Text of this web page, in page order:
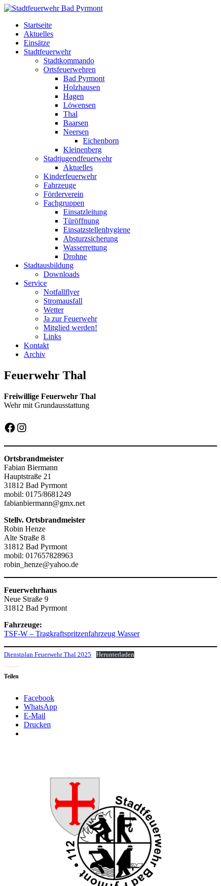
Startseite
Aktuelles
Einsätze
Stadtfeuerwehr
Stadtkommando
Ortsfeuerwehren
Bad Pyrmont
Holzhausen
Hagen
Löwensen
Thal
Baarsen
Neersen
Eichenborn
Kleinenberg
Stadtjugendfeuerwehr
Aktuelles
Kinderfeuerwehr
Fahrzeuge
Förderverein
Fachgruppen
Einsatzleitung
Türöffnung
Einsatzstellenhygiene
Absturzsicherung
Wasserrettung
Drohne
Stadtausbildung
Downloads
Service
Notfallflyer
Stromausfall
Wetter
Ja zur Feuerwehr
Mitglied werden!
Links
Kontakt
Archiv
Feuerwehr Thal
Freiwillige Feuerwehr Thal
Wehr mit Grundausstattung
Facebook
Instagram
Ortsbrandmeister
Fabian Biermann
Hauptstraße 21
31812 Bad Pyrmont
mobil: 0175/8681249
fabianbiermann@gmx.net
Stellv. Ortsbrandmeister
Robin Henze
Alte Straße 8
31812 Bad Pyrmont
mobil: 017657828963
robin_henze@yahoo.de
Feuerwehrhaus
Neue Straße 9
31812 Bad Pyrmont
Fahrzeuge:
TSF-W – Tragkraftspritzenfahrzeug Wasser
Dienstplan Feuerwehr Thal 2025 Herunterladen
Teilen
Facebook
WhatsApp
E-Mail
Drucken